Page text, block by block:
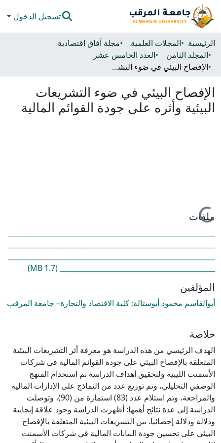
تسجيل الدخول
المجتمعات والحاويات
كل دي سبيس
الرئيسية المجلات العلمية
مجلة آفاق اقتصادية
المجلد الثامن
العدد الخامس عشر
الإفصاح البيئي في ضوء التشريعات البيئية وأثره على جودة القوائم المالية
الإفصاح البيئي في ضوء التشريعات
البيئية وأثره على جودة القوائم المالية
جاري التحميل...
ملفات
(1.7 MB)
المؤلفين
أبوالقاسم محمود أبوستالة; كلية الاقتصاد والتجارة– جامعة المرقب
خلاصة
الهدف الرئيسي من هذه الدراسة هو معرفة أثر التشريعات البيئية
المتعلقة بالإفصاح البيئي على جودة القوائم المالية في شركات
الأسمنت الليبية ولتحقيق أهداف الدراسة تم استخدام المنهج
الوصفي التحليلي، وتم توزيع عدد من النماذج على الإدارات المالية
والمراجعة، وتم استلام عدد (83) استمارة من (90)، وتوصلت
الدراسة إلى عدة نتائج أهمها: أظهرت الدراسة وجود علاقة إيجابية
ودلالة ودلالة إحصائيا. بين التشريعات البيئية المتعلقة بالإفصاح
البيئي على تحسين جودة البيانات المالية في شركات الأسمنت